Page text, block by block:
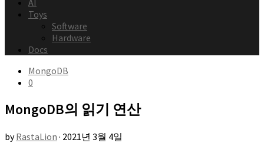
AI
Toys
Software
Hardware
Docs
MongoDB
0
MongoDB의 읽기 연산
byRastaLion · 2021년 3월 4일